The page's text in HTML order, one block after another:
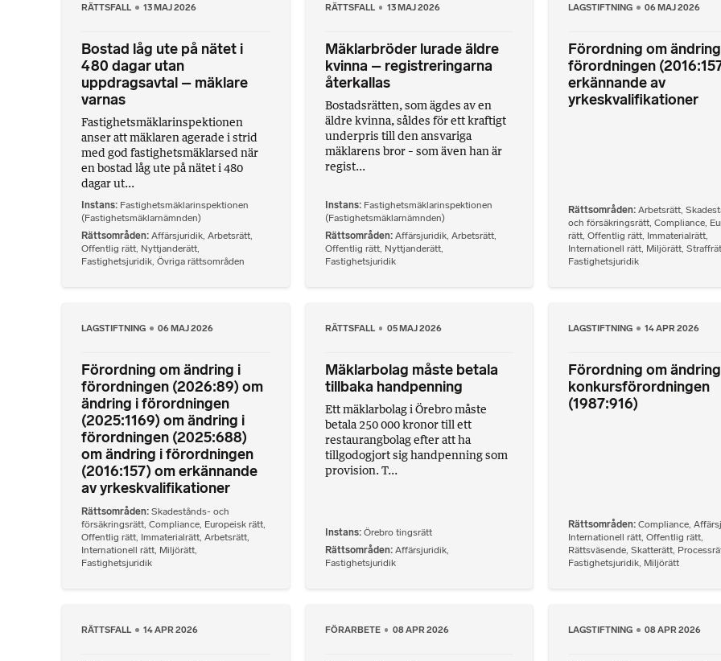
RÄTTSFALL 13 MAJ 2026
Bostad låg ute på nätet i
480 dagar utan
uppdragsavtal – mäklare
varnas
Fastighetsmäklarinspektionen
anser att mäklaren agerade i strid
med god fastighetsmäklarsed när
en bostad låg ute på nätet i 480
dagar ut...
Instans Fastighetsmäklarinspektionen
(Fastighetsmäklarnämnden)
Rättsområden Affärsjuridik, Arbetsrätt,
Offentlig rätt, Nyttjanderätt,
Fastighetsjuridik, Övriga rättsområden
RÄTTSFALL 13 MAJ 2026
Mäklarbröder lurade äldre
kvinna – registreringarna
återkallas
Bostadsrätten, som ägdes av en
äldre kvinna, såldes för ett kraftigt
underpris till den ansvariga
mäklarens bror – som även han är
regist...
Instans Fastighetsmäklarinspektionen
(Fastighetsmäklarnämnden)
Rättsområden Affärsjuridik, Arbetsrätt,
Offentlig rätt, Nyttjanderätt,
Fastighetsjuridik
LAGSTIFTNING 06 MAJ 2026
Förordning om
förordningen
erkännande av
yrkeskvalifikationer
Rättsområden Arbetsrätt,
och försäkringsrätt, Compliance,
rätt, Offentlig rätt, Immaterialrätt,
Internationell rätt, Miljörätt,
Fastighetsjuridik
LAGSTIFTNING 06 MAJ 2026
Förordning om ändring i
förordningen (2026:89) om
ändring i förordningen
(2025:1169) om ändring i
förordningen (2025:688)
om ändring i förordningen
(2016:157) om erkännande
av yrkeskvalifikationer
Rättsområden Skadestånds- och
försäkringsrätt Compliance Europeisk rätt
Offentlig rätt Immaterialrätt Arbetsrätt
Internationell rätt Miljörätt
Fastighetsjuridik
RÄTTSFALL 05 MAJ 2026
Mäklarbolag måste betala
tillbaka handpenning
Ett mäklarbolag i Örebro måste
betala 250 000 kronor till ett
restaurangbolag efter att ha
tillgodogjort sig handpenning som
provision. T...
Instans Örebro tingsrätt
Rättsområden Affärsjuridik,
Fastighetsjuridik
LAGSTIFTNING 14 APR 2026
Förordning om
konkursförordningen
(1987:916)
Rättsområden Compliance
Internationell rätt Offentlig rätt
Rättsväsende Skatterätt
Fastighetsjuridik Miljörätt
RÄTTSFALL 14 APR 2026 FÖRARBETE 08 APR 2026 LAGSTIFTNING 08 APR 2026